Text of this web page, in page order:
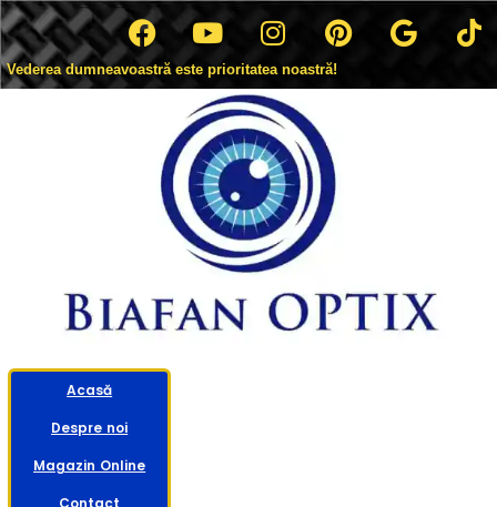
Vederea dumneavoastră este prioritatea noastră!
Acasă
Despre noi
Magazin Online
Contact